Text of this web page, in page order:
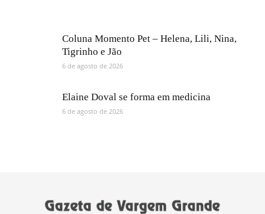
Coluna Momento Pet – Helena, Lili, Nina,
Tigrinho e Jão
6 de agosto de 2026
Elaine Doval se forma em medicina
6 de agosto de 2026